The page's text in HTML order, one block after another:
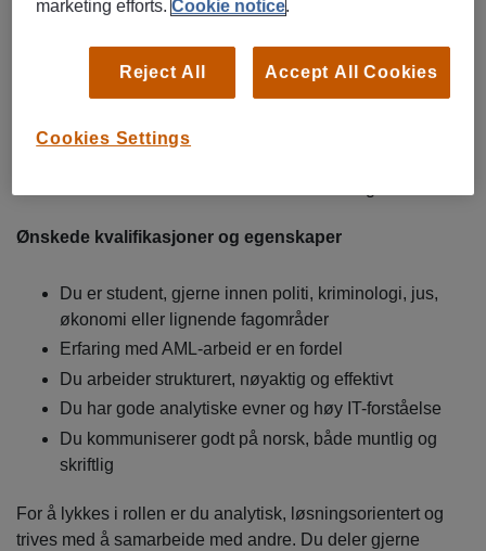
Bidra til bankens arbeid med forebygging av
økonomisk kriminalitet
Bidra til å forbedre og utvikle fremtidens elektroniske
overvåkingssystemer
Sikre at bankene har god oversikt på fagområdet
Ønskede kvalifikasjoner og egenskaper
Du er student, gjerne innen politi, kriminologi, jus,
økonomi eller lignende fagområder
Erfaring med AML-arbeid er en fordel
Du arbeider strukturert, nøyaktig og effektivt
Du har gode analytiske evner og høy IT-forståelse
Du kommuniserer godt på norsk, både muntlig og
skriftlig
For å lykkes i rollen er du analytisk, løsningsorientert og
trives med å samarbeide med andre. Du deler gjerne
marketing efforts.Cookie notice.
Cookies Settings
Reject All Accept All Cookies